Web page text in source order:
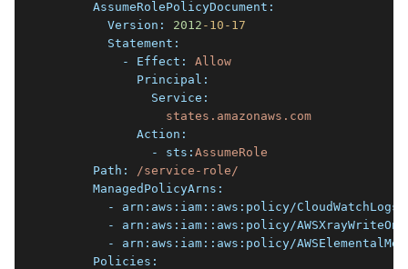
      AssumeRolePolicyDocument:
        Version:
2012 -10 -17
        Statement:
          - Effect:
Allow
            Principal:
              Service:
states.amazonaws.com
            Action:
              - sts:
AssumeRole
      Path:
/service-role/
      ManagedPolicyArns:
        - arn:
aws:iam::aws:policy/
        - arn:
aws:iam::aws:policy/
        - arn:
aws:iam::aws:policy/
      Policies: